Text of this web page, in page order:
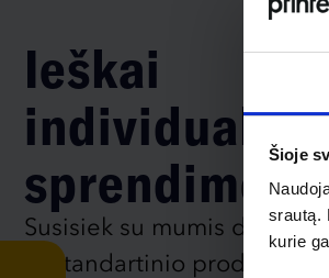
Šioje
srautą.
kurie
Ieškai
sprendimo?
Susisiek su mumis dėl
nestandartinio produkto